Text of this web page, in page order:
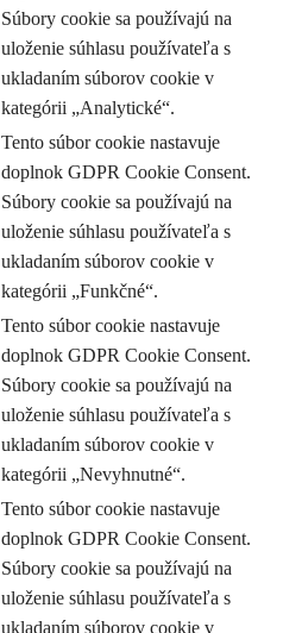
Súbory cookie sa používajú na
uloženie súhlasu používateľa s
ukladaním súborov cookie v
kategórii „Analytické“.
Tento súbor cookie nastavuje
doplnok GDPR Cookie Consent.
Súbory cookie sa používajú na
uloženie súhlasu používateľa s
ukladaním súborov cookie v
kategórii „Funkčné“.
Tento súbor cookie nastavuje
doplnok GDPR Cookie Consent.
Súbory cookie sa používajú na
uloženie súhlasu používateľa s
ukladaním súborov cookie v
kategórii „Nevyhnutné“.
Tento súbor cookie nastavuje
doplnok GDPR Cookie Consent.
Súbory cookie sa používajú na
uloženie súhlasu používateľa s
ukladaním súborov cookie v